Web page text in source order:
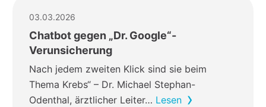
03.03.2026
Chatbot gegen „Dr. Google“-
Verunsicherung
Nach jedem zweiten Klick sind sie beim
Thema Krebs“ – Dr. Michael Stephan-
Odenthal, ärztlicher Leiter… Lesen